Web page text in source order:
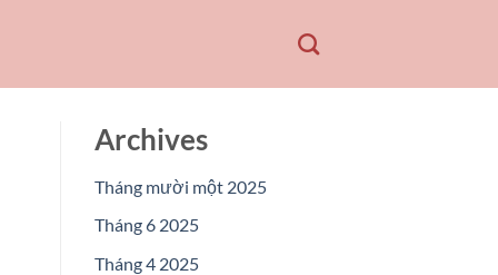
Archives
Tháng mười một 2025
Tháng 6 2025
Tháng 4 2025